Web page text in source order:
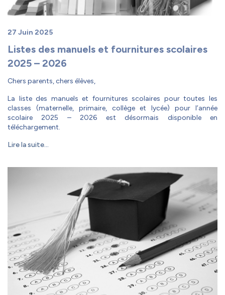
Listes des manuels et fournitures scolaires
2025 – 2026
27 Juin 2025
Chers parents, chers élèves,
La liste des manuels et fournitures scolaires pour toutes les
classes (maternelle, primaire, collège et lycée) pour l’année
scolaire 2025 – 2026 est désormais disponible en
téléchargement.
Lire la suite...